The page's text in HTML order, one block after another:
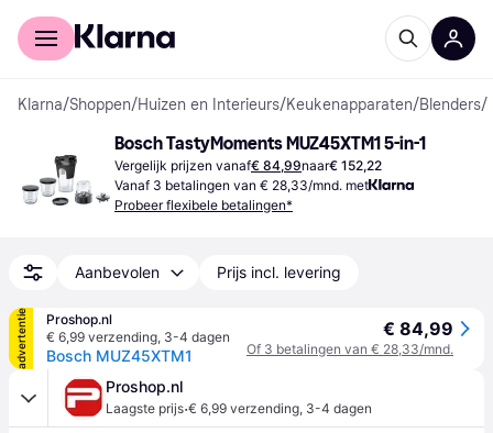
Voor shoppers
Klarna/Shoppen/Huizen en Interieurs/Keukenapparaten/Blenders/
Bosch TastyMoments MUZ45XTM1 5-in-1
Vergelijk prijzen vanaf€ 84,99naar€ 152,22
Vanaf 3 betalingen van € 28,33/mnd. met
Probeer flexibele betalingen*
Aanbevolen Prijs incl. levering
advertentie
Proshop.nl
€ 6,99 verzending, 3-4 dagen
Bosch MUZ45XTM1
€ 84,99
Of 3 betalingen van € 28,33/mnd.
Proshop.nl
Laagste prijs·€ 6,99 verzending, 3-4 dagen